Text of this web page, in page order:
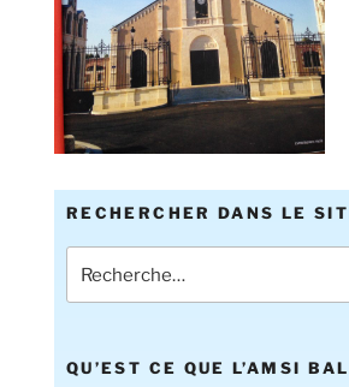
RECHERCHER DANS LE
QU’EST CE QUE L’AMSI